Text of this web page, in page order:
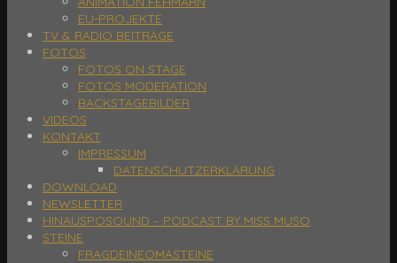
EU-PROJEKTE
TV & RADIO BEITRÄGE
FOTOS
FOTOS ON STAGE
FOTOS MODERATION
BACKSTAGEBILDER
VIDEOS
KONTAKT
IMPRESSUM
DATENSCHUTZERKLÄRUNG
DOWNLOAD
NEWSLETTER
HINAUSPOSOUND – PODCAST BY MISS MUSO
STEINE
FRAGDEINEOMASTEINE